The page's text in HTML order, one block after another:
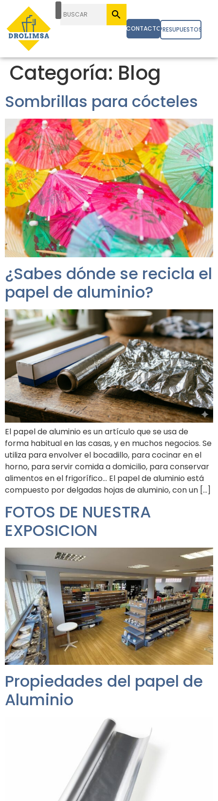
CONTACTOPRESUPUESTOS
Categoría: Blog
Sombrillas para cócteles
¿Sabes dónde se recicla el
papel de aluminio?
El papel de aluminio es un artículo que se usa de
forma habitual en las casas, y en muchos negocios. Se
utiliza para envolver el bocadillo, para cocinar en el
horno, para servir comida a domicilio, para conservar
alimentos en el frigorífico… El papel de aluminio está
compuesto por delgadas hojas de aluminio, con un […]
FOTOS DE NUESTRA
EXPOSICION
Propiedades del papel de
Aluminio